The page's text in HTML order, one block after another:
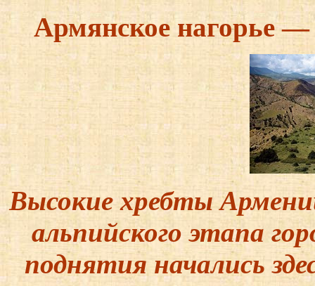
Армянское нагорье
Высокие хребты
альпийского этапа
поднятия начались